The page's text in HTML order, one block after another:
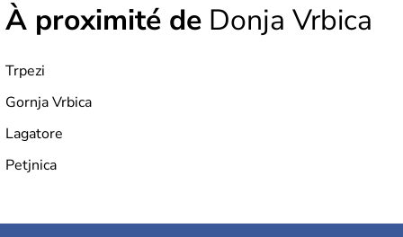
À proximité de Donja Vrbica
Trpezi
Gornja Vrbica
Lagatore
Petjnica